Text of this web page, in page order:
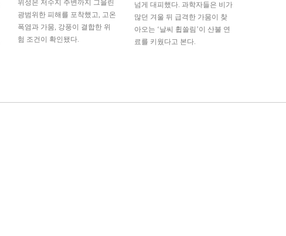
위성은 저수지 주변까지 그을린
광범위한 피해를 포착했고, 고온
폭염과 가뭄, 강풍이 결합한 위
험 조건이 확인됐다.
넘게 대피했다. 과학자들은 비가
많던 겨울 뒤 급격한 가뭄이 찾
아오는 ‘날씨 휩쓸림’이 산불 연
료를 키웠다고 본다.